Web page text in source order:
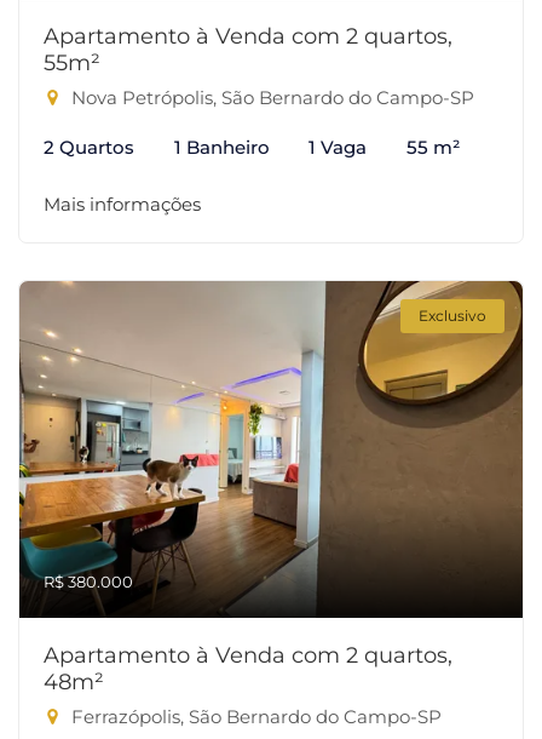
Apartamento à Venda com 2 quartos,
55m²
Nova Petrópolis, São Bernardo do Campo-SP
2 Quartos 1 Banheiro 1 Vaga 55 m²
Mais informações
Exclusivo
R$ 380.000
Apartamento à Venda com 2 quartos,
48m²
Ferrazópolis, São Bernardo do Campo-SP